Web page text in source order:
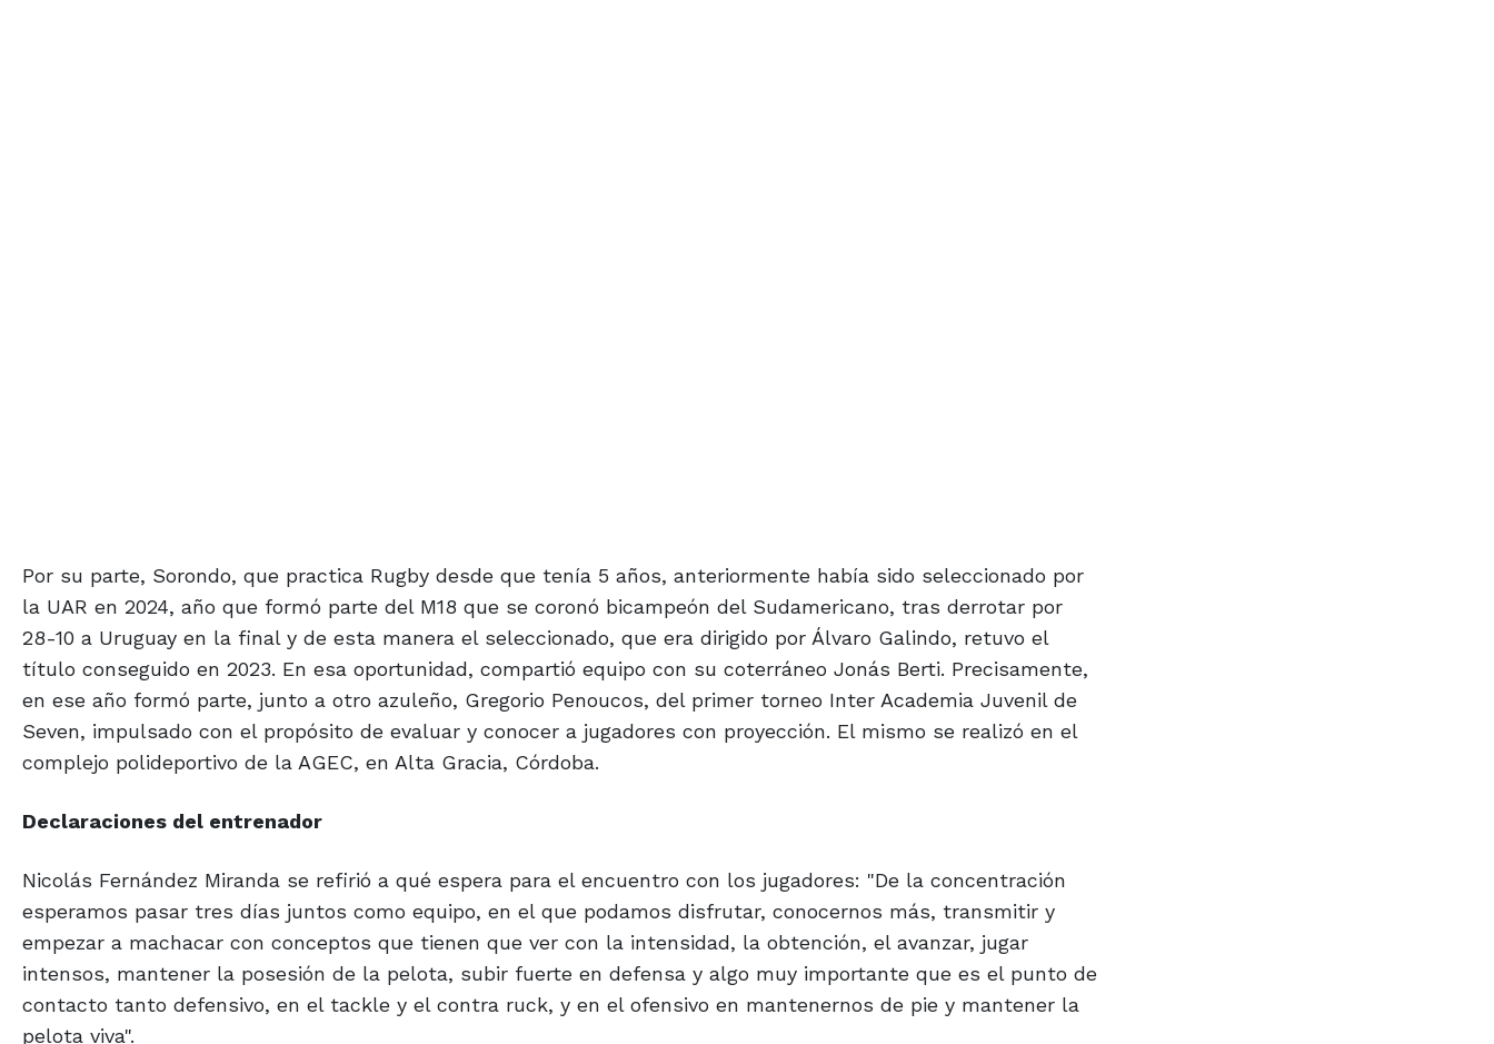
Por su parte, Sorondo, que practica Rugby desde que tenía 5 años, anteriormente había sido seleccionado por
la UAR en 2024, año que formó parte del M18 que se coronó bicampeón del Sudamericano, tras derrotar por
28-10 a Uruguay en la final y de esta manera el seleccionado, que era dirigido por Álvaro Galindo, retuvo el
título conseguido en 2023. En esa oportunidad, compartió equipo con su coterráneo Jonás Berti. Precisamente,
en ese año formó parte, junto a otro azuleño, Gregorio Penoucos, del primer torneo Inter Academia Juvenil de
Seven, impulsado con el propósito de evaluar y conocer a jugadores con proyección. El mismo se realizó en el
complejo polideportivo de la AGEC, en Alta Gracia, Córdoba.
Declaraciones del entrenador
Nicolás Fernández Miranda se refirió a qué espera para el encuentro con los jugadores: "De la concentración
esperamos pasar tres días juntos como equipo, en el que podamos disfrutar, conocernos más, transmitir y
empezar a machacar con conceptos que tienen que ver con la intensidad, la obtención, el avanzar, jugar
intensos, mantener la posesión de la pelota, subir fuerte en defensa y algo muy importante que es el punto de
contacto tanto defensivo, en el tackle y el contra ruck, y en el ofensivo en mantenernos de pie y mantener la
pelota viva".